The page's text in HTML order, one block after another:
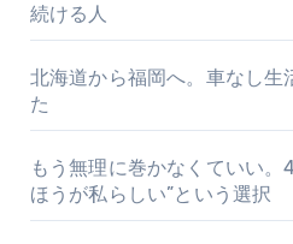
続ける人
北海道から福岡へ。車なし生
た
もう無理に巻かなくていい
ほうが私らしい”という選択